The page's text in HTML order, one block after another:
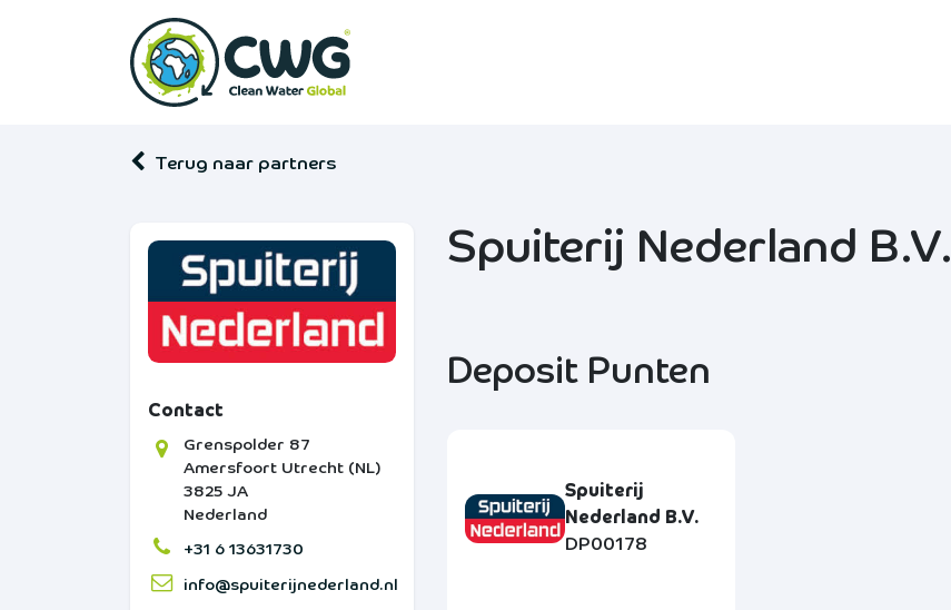
Terug naar partners
Contact
Grenspolder 87
Amersfoort Utrecht (NL)
3825 JA
Nederland
+31 6 13631730
info@spuiterijnederland.nl
Spuiterij Nederland B.V.
Deposit Punten
Spuiterij
Nederland B.V.
DP00178